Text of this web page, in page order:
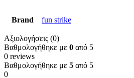
Brand fun strike
Αξιολογήσεις (0)
Βαθμολογήθηκε με 0 από 5
0 reviews
Βαθμολογήθηκε με 5 από 5
0